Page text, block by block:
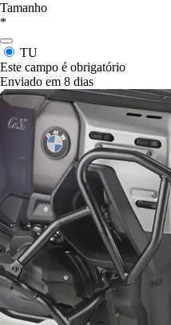
Tamanho
*
TU
Este campo é obrigatório
Enviado em 8 dias